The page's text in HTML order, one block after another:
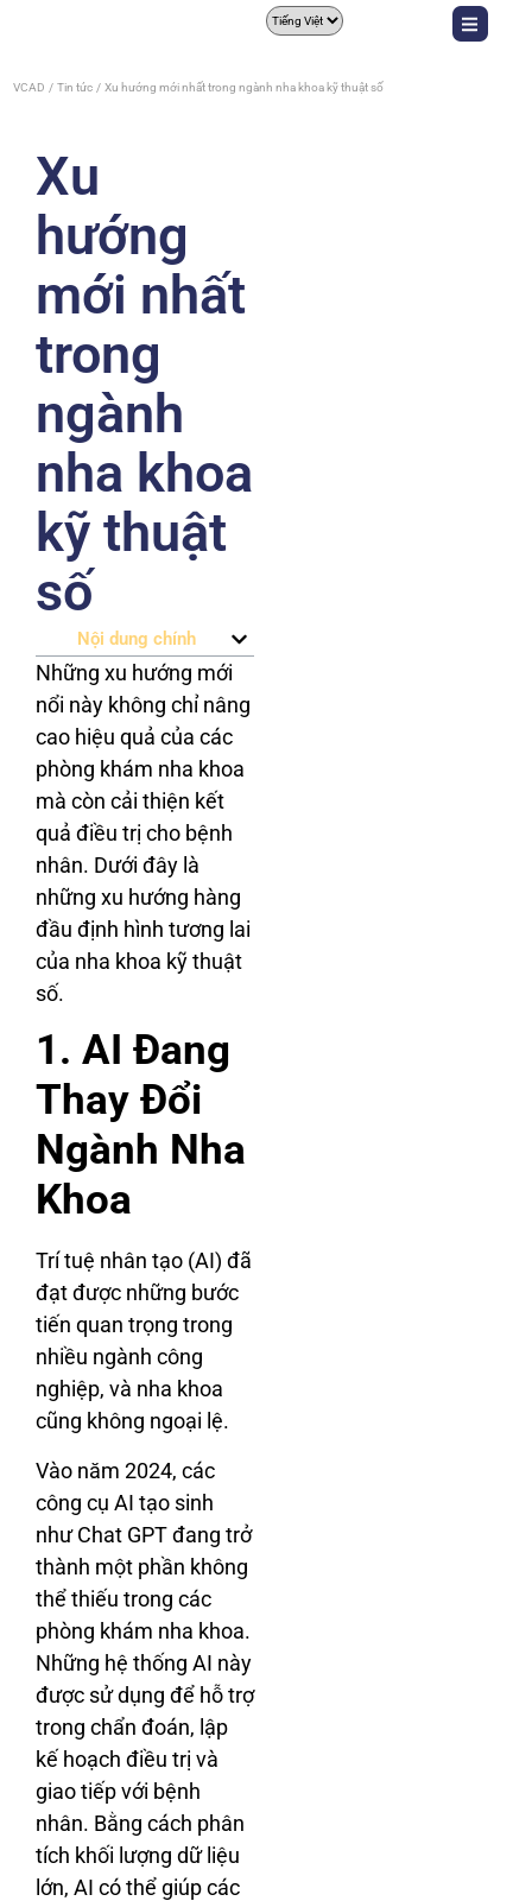
VCAD Tin tức Xu hướng mới nhất trong ngành nha khoa kỹ thuật số
Xu
hướng
mới nhất
trong
ngành
nha khoa
kỹ thuật
số
Nội dung chính
Những xu hướng mới
nổi này không chỉ nâng
cao hiệu quả của các
phòng khám nha khoa
mà còn cải thiện kết
quả điều trị cho bệnh
nhân. Dưới đây là
những xu hướng hàng
đầu định hình tương lai
của nha khoa kỹ thuật
số.
1. AI Đang
Thay Đổi
Ngành Nha
Khoa
Trí tuệ nhân tạo (AI) đã
đạt được những bước
tiến quan trọng trong
nhiều ngành công
nghiệp, và nha khoa
cũng không ngoại lệ.
Vào năm 2024, các
công cụ AI tạo sinh
như Chat GPT đang trở
thành một phần không
thể thiếu trong các
phòng khám nha khoa.
Những hệ thống AI này
được sử dụng để hỗ trợ
trong chẩn đoán, lập
kế hoạch điều trị và
giao tiếp với bệnh
nhân. Bằng cách phân
tích khối lượng dữ liệu
lớn, AI có thể giúp các